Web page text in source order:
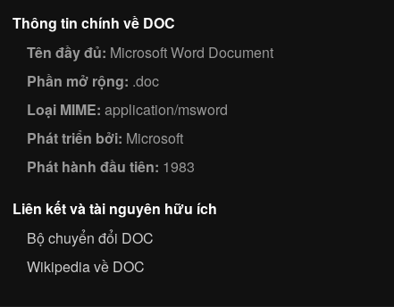
Thông tin chính về DOC
Tên đầy đủ: Microsoft Word Document
Phần mở rộng: .doc
Loại MIME: application/msword
Phát triển bởi: Microsoft
Phát hành đầu tiên: 1983
Liên kết và tài nguyên hữu ích
Bộ chuyển đổi DOC
Wikipedia về DOC